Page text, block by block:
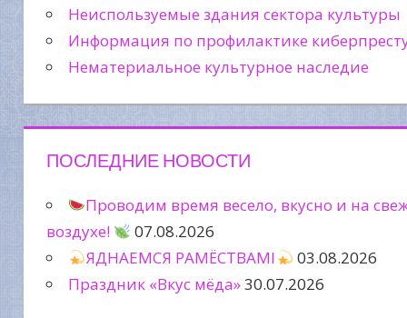
Неиспользуемые здания сектора культуры
Информация по профилактике
Нематериальное культурное наследие
ПОСЛЕДНИЕ НОВОСТИ
Проводим время весело, вкусно и на
воздухе!
07.08.2026
ЯДНАЕМСЯ РАМЁСТВАМІ
03.08.2026
Праздник «Вкус мёда»30.07.2026